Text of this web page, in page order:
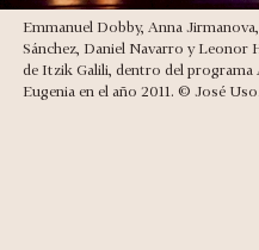
Emmanuel Dobby, Anna
Sánchez, Daniel Navarro y Leonor
de Itzik Galili, dentro del
Eugenia en el año 2011. © José